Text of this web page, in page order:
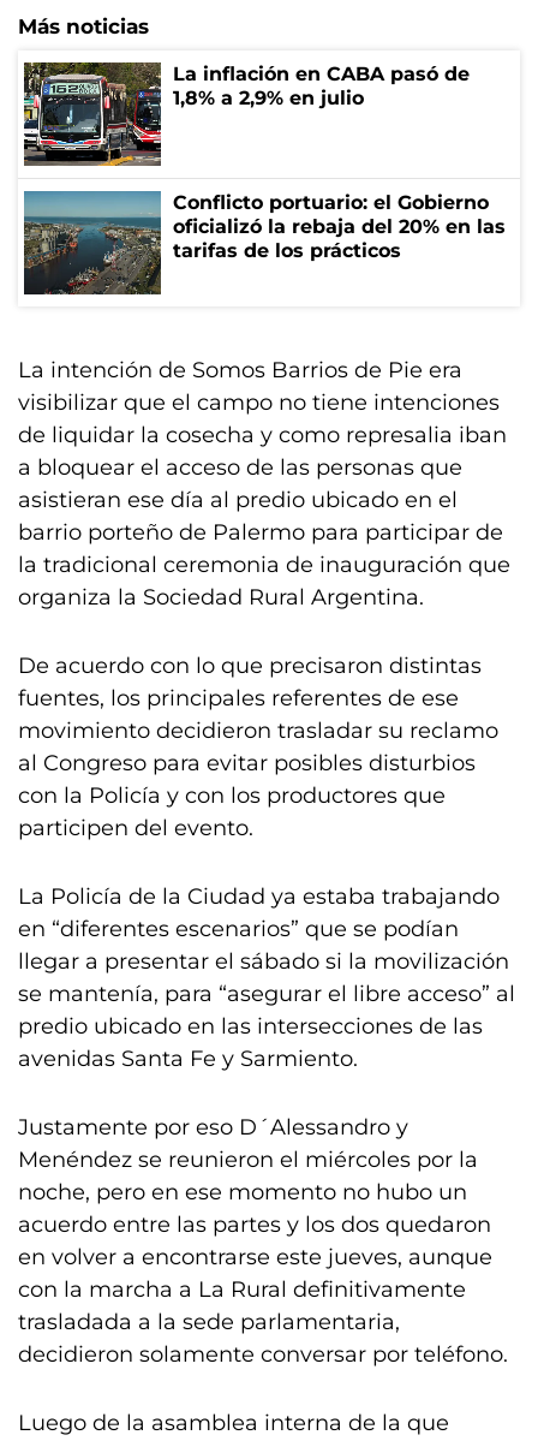
Más noticias
La inflación en CABA pasó de
1,8% a 2,9% en julio
Conflicto portuario: el Gobierno
oficializó la rebaja del 20% en las
tarifas de los prácticos
La intención de Somos Barrios de Pie era
visibilizar que el campo no tiene intenciones
de liquidar la cosecha y como represalia iban
a bloquear el acceso de las personas que
asistieran ese día al predio ubicado en el
barrio porteño de Palermo para participar de
la tradicional ceremonia de inauguración que
organiza la Sociedad Rural Argentina.
De acuerdo con lo que precisaron distintas
fuentes, los principales referentes de ese
movimiento decidieron trasladar su reclamo
al Congreso para evitar posibles disturbios
con la Policía y con los productores que
participen del evento.
La Policía de la Ciudad ya estaba trabajando
en “diferentes escenarios” que se podían
llegar a presentar el sábado si la movilización
se mantenía, para “asegurar el libre acceso” al
predio ubicado en las intersecciones de las
avenidas Santa Fe y Sarmiento.
Justamente por eso D´Alessandro y
Menéndez se reunieron el miércoles por la
noche, pero en ese momento no hubo un
acuerdo entre las partes y los dos quedaron
en volver a encontrarse este jueves, aunque
con la marcha a La Rural definitivamente
trasladada a la sede parlamentaria,
decidieron solamente conversar por teléfono.
Luego de la asamblea interna de la que